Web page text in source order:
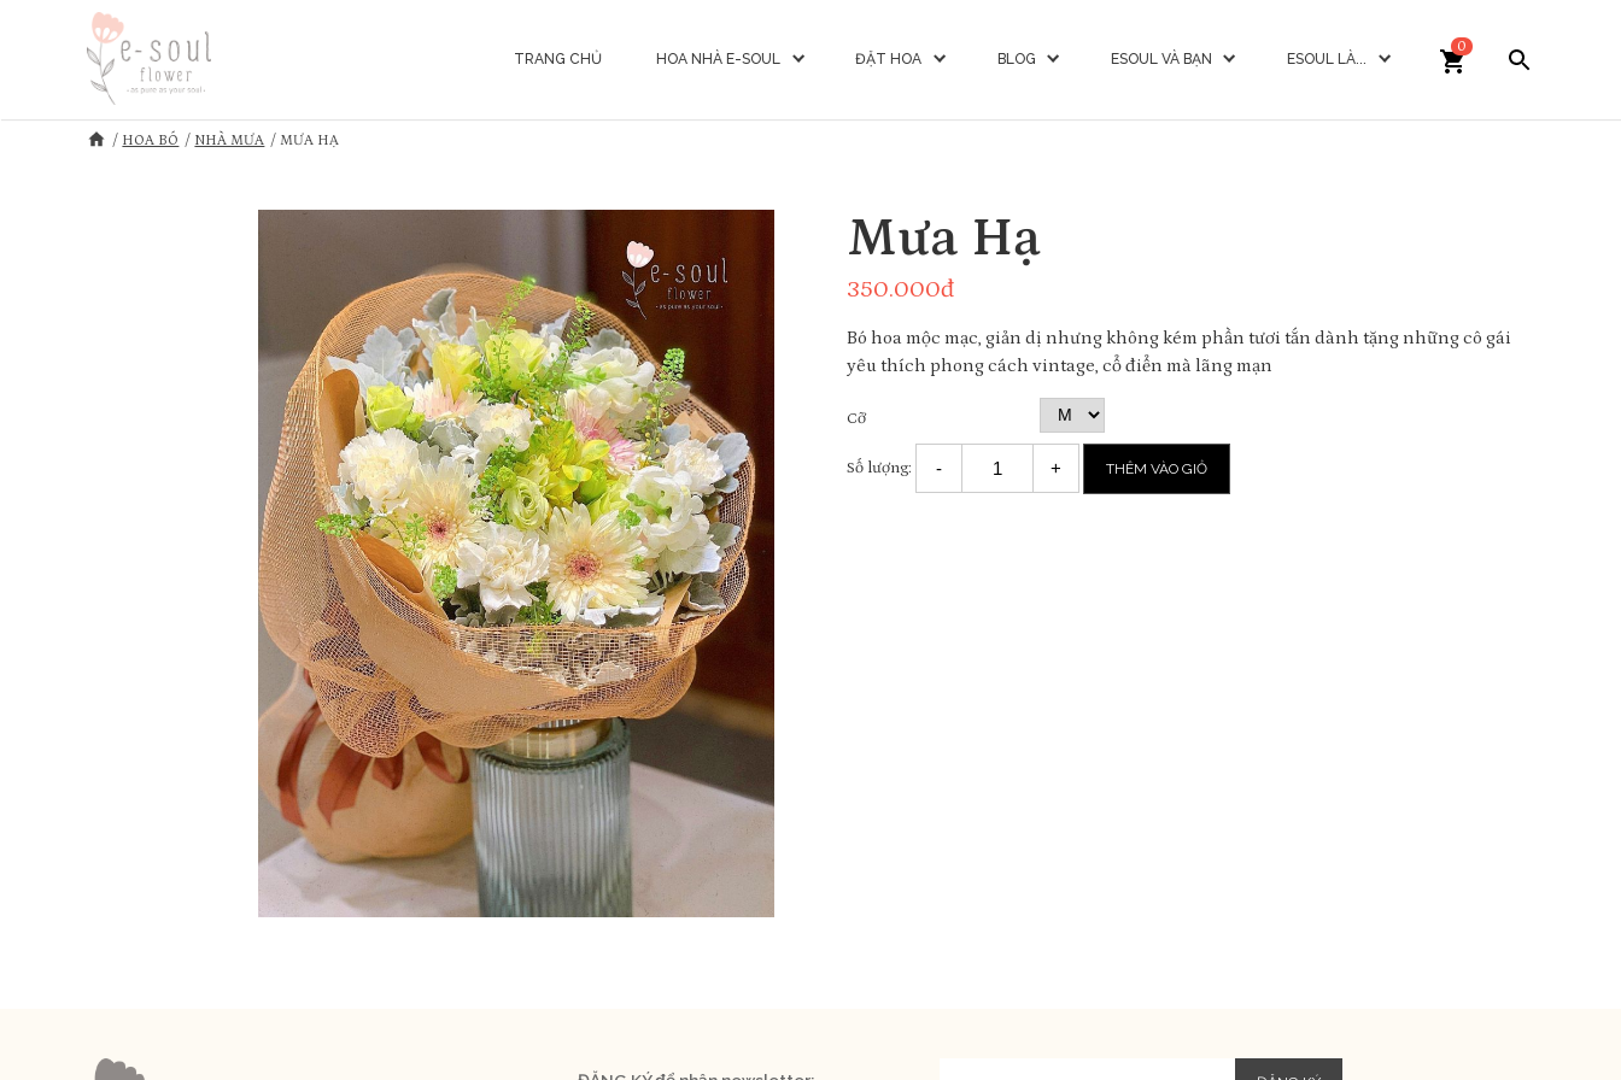
TRANG CHỦ HOA NHÀ E-SOUL ĐẶT HOA BLOG ESOUL VÀ BẠN ESOUL LÀ...
0
HOA BÓ NHÀ MƯA MƯA HẠ
Mưa Hạ
350.000đ
Bó hoa mộc mạc, giản dị nhưng không kém phần tươi tắn dành tặng những cô gái
yêu thích phong cách vintage, cổ điển mà lãng mạn
Cỡ
Số lượng: - + THÊM VÀO GIỎ